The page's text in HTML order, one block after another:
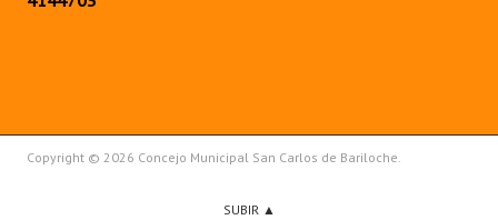
Copyright © 2026 Concejo Municipal San Carlos de Bariloche.
SUBIR ▲